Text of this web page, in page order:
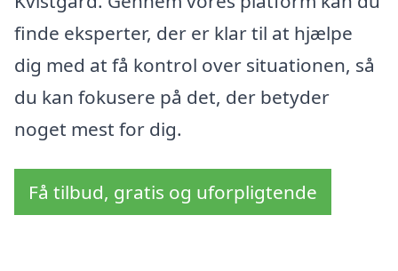
finde eksperter, der er klar til at hjælpe
dig med at få kontrol over situationen, så
du kan fokusere på det, der betyder
noget mest for dig.
Få tilbud, gratis og uforpligtende